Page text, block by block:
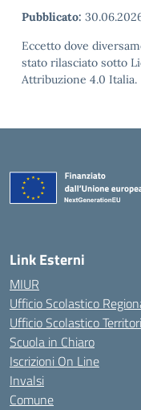
Pubblicato:
Eccetto dove
stato rilasciato sotto
Attribuzione 4.0 Italia.
Link Esterni
MIUR
Ufficio Scolastico
Ufficio Scolastico
Scuola in Chiaro
Iscrizioni On Line
Invalsi
Comune